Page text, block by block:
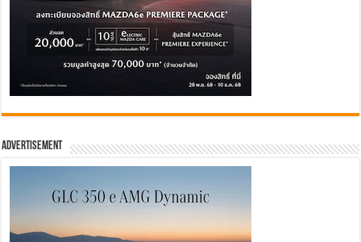
Advertisement